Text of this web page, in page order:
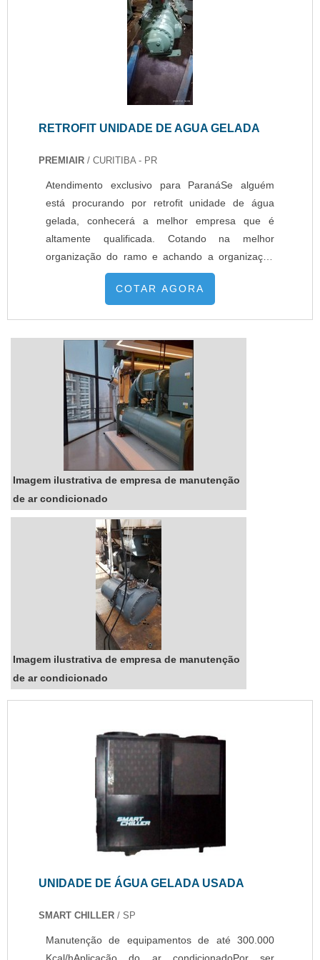
RETROFIT UNIDADE DE AGUA GELADA
PREMIAIR / CURITIBA - PR
Atendimento exclusivo para ParanáSe alguém
está procurando por retrofit unidade de água
gelada, conhecerá a melhor empresa que é
altamente qualificada. Cotando na melhor
organização do ramo e achando a organização
mais competente do ramo.UM POUCO MAIS
SOBRE RETROFIT UNIDADE DE ÁGUA
até o site da Premiair. É possível encontrar
automação em CAG (Cent...
COTAR AGORA
Imagem ilustrativa de empresa de manutenção
de ar condicionado
Imagem ilustrativa de empresa de manutenção
de ar condicionado
UNIDADE DE ÁGUA GELADA USADA
SMART CHILLER / SP
Manutenção de equipamentos de até 300.000